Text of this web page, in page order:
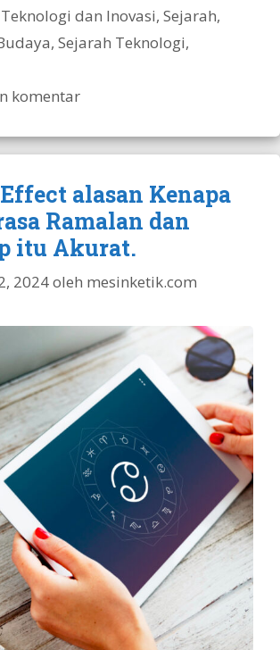
dan Inovasi, Sejarah,
, Sejarah Teknologi,
komentar
alasan Kenapa
Ramalan dan
itu Akurat.
2024oleh mesinketik.com